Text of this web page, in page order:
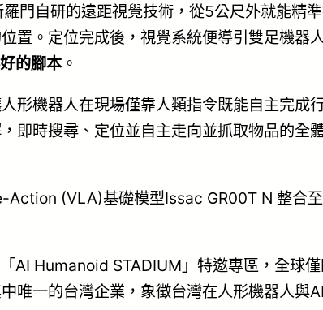
門自研的遠距視覺技術，從5公尺外就能精準
置。定位完成後，視覺系統便導引雙足機器
的腳本。
形機器人在現場僅靠人類指令既能自主完成
即時搜尋、定位並自主走向並抓取物品的全
(VLA)基礎模型Issac GR00T N 整合
AI Humanoid STADIUM」特邀專區，全球
唯一的台灣企業，象徵台灣在人形機器人與